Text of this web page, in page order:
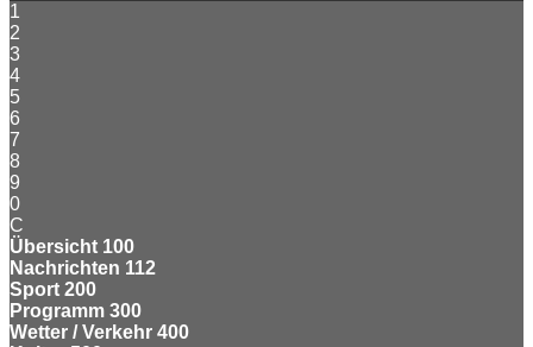
1
2
3
4
5
6
7
8
9
0
C
Übersicht 100
Nachrichten 112
Sport 200
Programm 300
Wetter / Verkehr 400